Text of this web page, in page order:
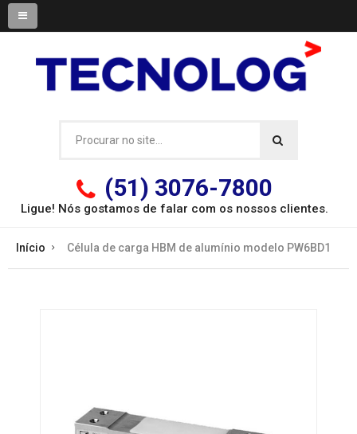
(51) 3076-7800
Ligue! Nós gostamos de falar com os nossos clientes.
Início Célula de carga HBM de alumínio modelo PW6BD1